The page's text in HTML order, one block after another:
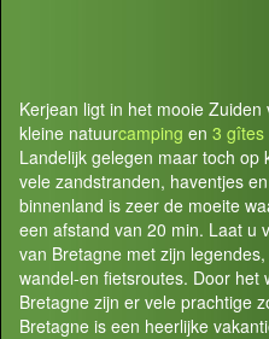
Kerjean ligt in het mooie
kleine natuurcamping en 3 gîtes
Landelijk gelegen maar toch op
vele zandstranden, haventjes
binnenland is zeer de moeite
een afstand van 20 min. Laat u
van Bretagne met zijn
wandel-en fietsroutes. Door het
Bretagne zijn er vele prachtige
Bretagne is een heerlijke